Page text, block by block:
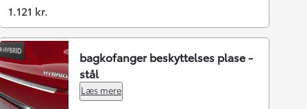
1.121 kr.
bagkofanger beskyttelses plase -
stål
Læs mere